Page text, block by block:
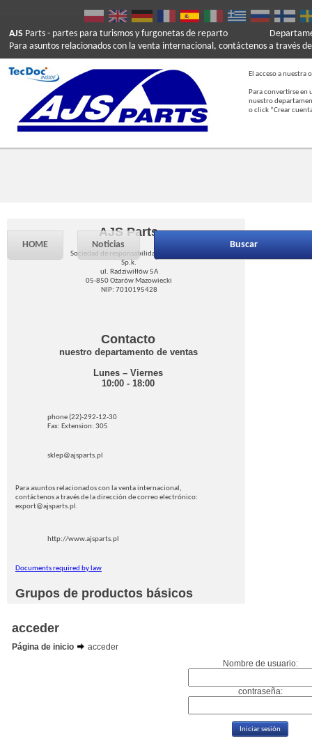
AJS Parts - partes para turismos y furgonetas de reparto
Para asuntos relacionados con la venta internacional, contáctenos a través
El acceso a nuestra
Para convertirse en
nuestro
o click “Crear
HOME Noticias Buscar
AJS Parts
Sociedad de responsabilidad limitada
Sp.k.
ul. Radziwiłłów 5A
05-850 Ożarów Mazowiecki
NIP: 7010195428
Contacto
nuestro departamento de ventas
Lunes – Viernes
10:00 - 18:00
phone (22)-292-12-30
Fax: Extension: 305
sklep@ajsparts.pl
Para asuntos relacionados con la venta internacional,
contáctenos a través de la dirección de correo electrónico:
export@ajsparts.pl.
http://www.ajsparts.pl
Documents required by law
Grupos de productos básicos
acceder
Página de inicio
acceder
Nombre de usuario:
contraseña: